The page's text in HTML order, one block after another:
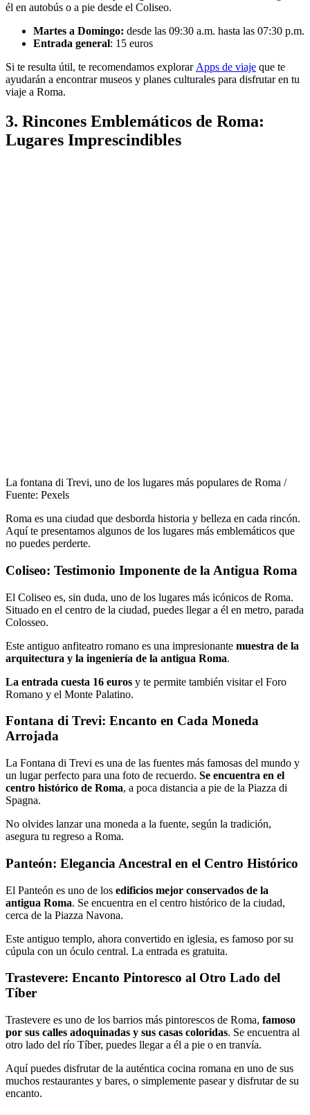
él en autobús o a pie desde el Coliseo.
Martes a Domingo: desde las 09:30 a.m. hasta las 07:30 p.m.
Entrada general: 15 euros
Si te resulta útil, te recomendamos explorar Apps de viaje que te
ayudarán a encontrar museos y planes culturales para disfrutar en tu
viaje a Roma.
3. Rincones Emblemáticos de Roma:
Lugares Imprescindibles
La fontana di Trevi, uno de los lugares más populares de Roma /
Fuente: Pexels
Roma es una ciudad que desborda historia y belleza en cada rincón.
Aquí te presentamos algunos de los lugares más emblemáticos que
no puedes perderte.
Coliseo: Testimonio Imponente de la Antigua Roma
El Coliseo es, sin duda, uno de los lugares más icónicos de Roma.
Situado en el centro de la ciudad, puedes llegar a él en metro, parada
Colosseo.
Este antiguo anfiteatro romano es una impresionante muestra de la
arquitectura y la ingeniería de la antigua Roma.
La entrada cuesta 16 euros y te permite también visitar el Foro
Romano y el Monte Palatino.
Fontana di Trevi: Encanto en Cada Moneda
Arrojada
La Fontana di Trevi es una de las fuentes más famosas del mundo y
un lugar perfecto para una foto de recuerdo. Se encuentra en el
centro histórico de Roma, a poca distancia a pie de la Piazza di
Spagna.
No olvides lanzar una moneda a la fuente, según la tradición,
asegura tu regreso a Roma.
Panteón: Elegancia Ancestral en el Centro Histórico
El Panteón es uno de los edificios mejor conservados de la
antigua Roma. Se encuentra en el centro histórico de la ciudad,
cerca de la Piazza Navona.
Este antiguo templo, ahora convertido en iglesia, es famoso por su
cúpula con un óculo central. La entrada es gratuita.
Trastevere: Encanto Pintoresco al Otro Lado del
Tíber
Trastevere es uno de los barrios más pintorescos de Roma, famoso
por sus calles adoquinadas y sus casas coloridas. Se encuentra al
otro lado del río Tíber, puedes llegar a él a pie o en tranvía.
Aquí puedes disfrutar de la auténtica cocina romana en uno de sus
muchos restaurantes y bares, o simplemente pasear y disfrutar de su
encanto.